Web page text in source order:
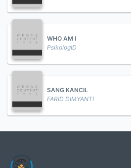
WHO AM I
PsikologID
SANG KANCIL
FARID DIMYANTI